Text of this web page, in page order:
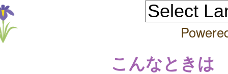
こんなときは